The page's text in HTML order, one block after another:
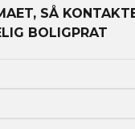
SÅ
BOLIGPRAT